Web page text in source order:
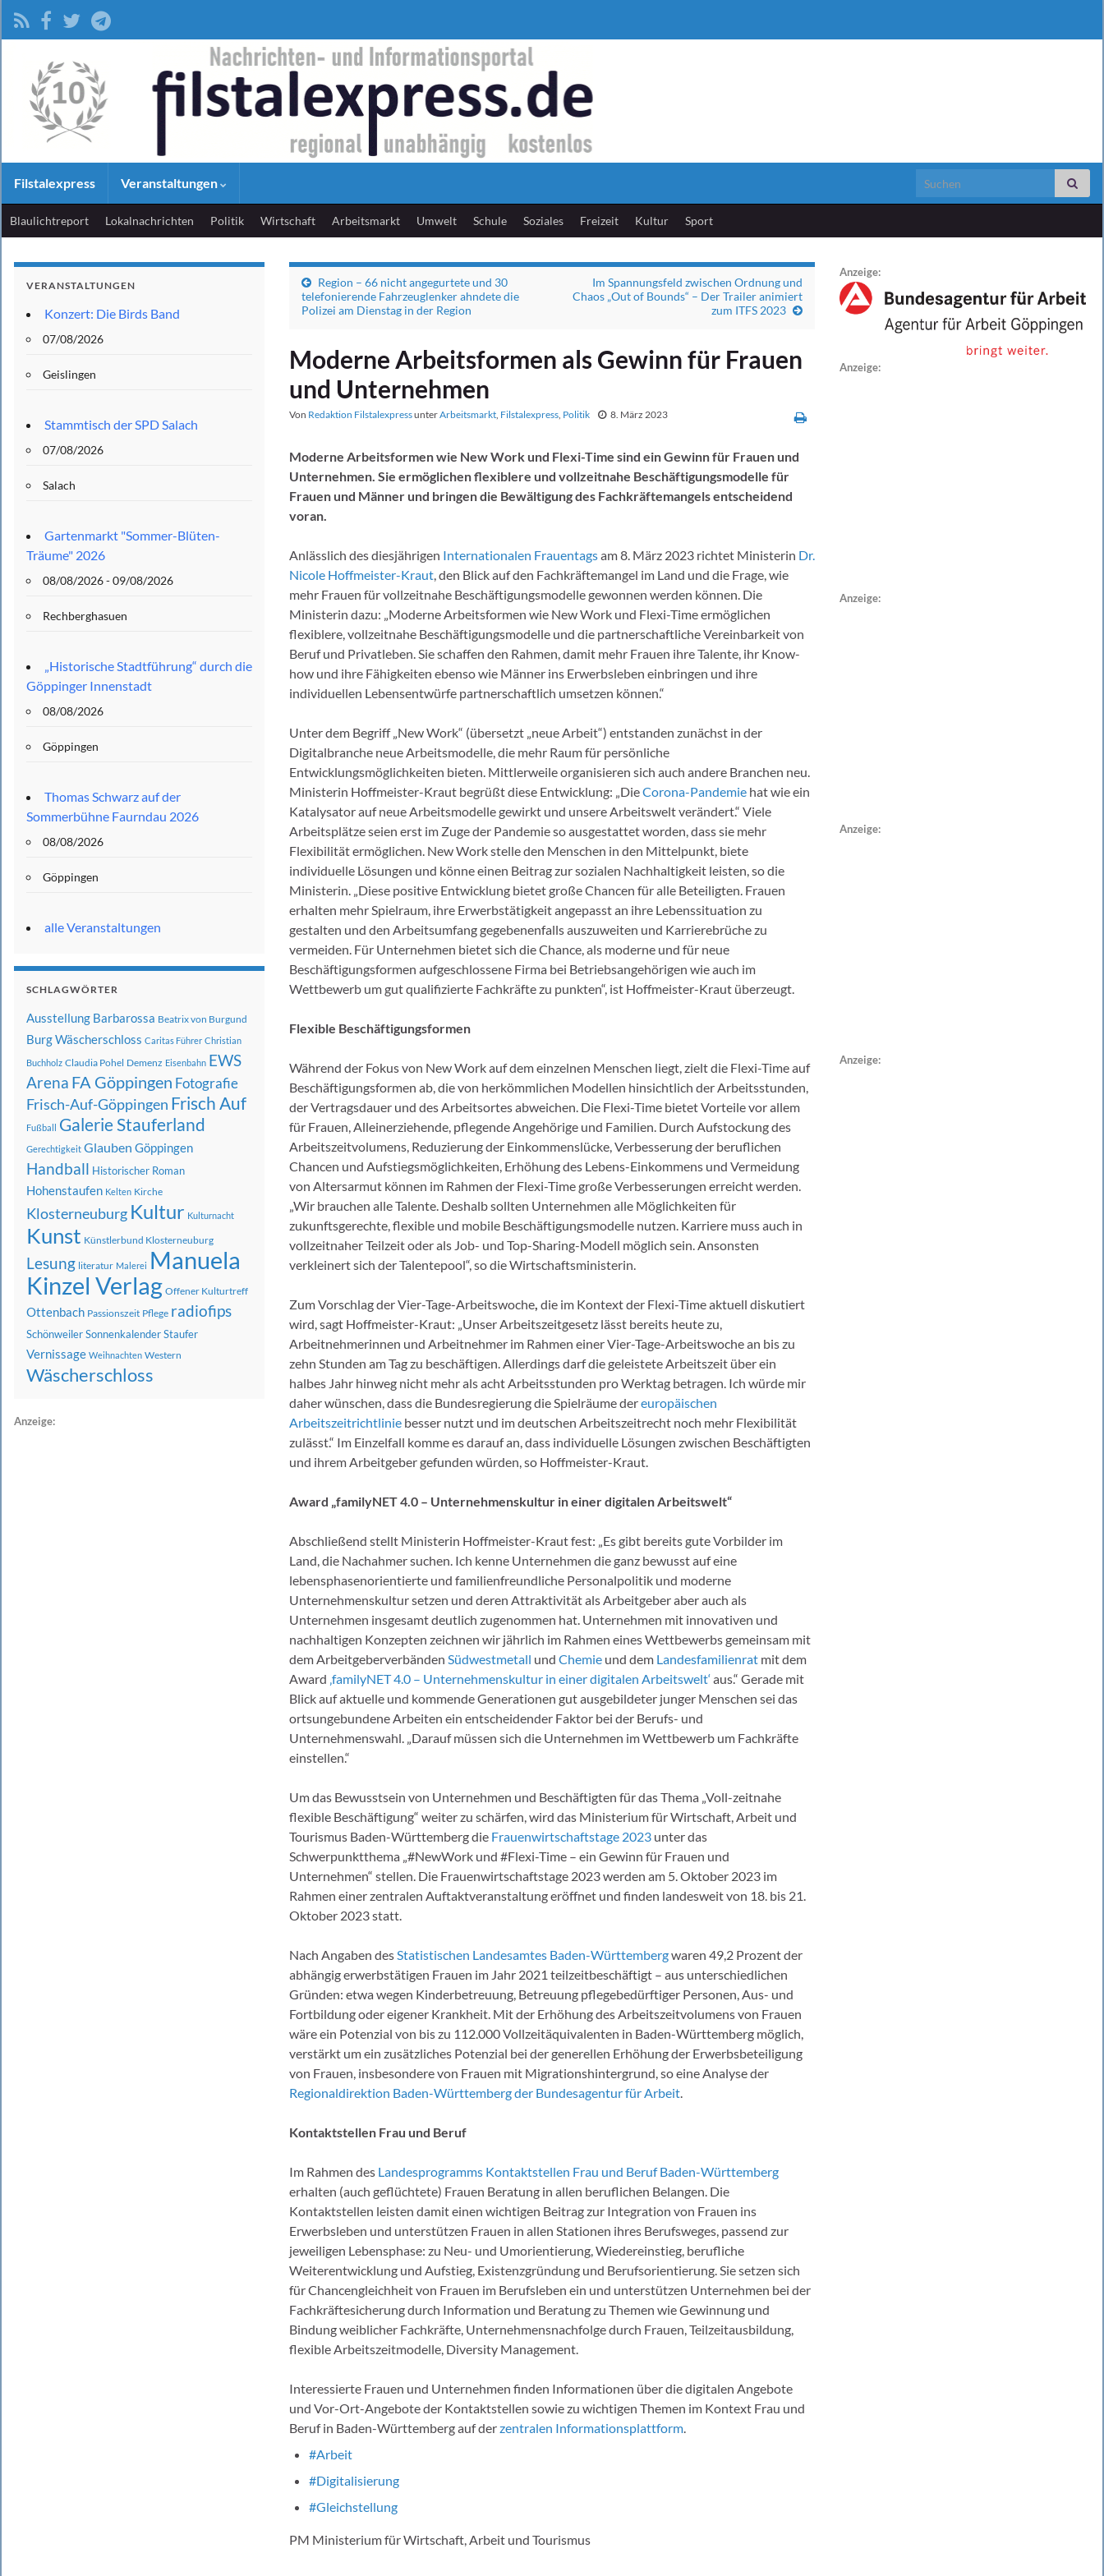
Filstalexpress Veranstaltungen Search for:
Blaulichtreport Lokalnachrichten Politik Wirtschaft Arbeitsmarkt Umwelt Schule Soziales Freizeit Kultur Sport
Region – 66 nicht angegurtete und 30
telefonierende Fahrzeuglenker ahndete die
Polizei am Dienstag in der Region
Im Spannungsfeld zwischen Ordnung und
Chaos „Out of Bounds“ – Der Trailer animiert
zum ITFS 2023
Moderne Arbeitsformen als Gewinn für Frauen
und Unternehmen
Von Redaktion FilstalexpressunterArbeitsmarkt, Filstalexpress, Politik 8. März 2023
Moderne Arbeitsformen wie New Work und Flexi-Time sind ein Gewinn für Frauen und
Unternehmen. Sie ermöglichen flexiblere und vollzeitnahe Beschäftigungsmodelle für
Frauen und Männer und bringen die Bewältigung des Fachkräftemangels entscheidend
voran.
Anlässlich des diesjährigen Internationalen Frauentagsam 8. März 2023 richtet Ministerin Dr.
Nicole Hoffmeister-Kraut, den Blick auf den Fachkräftemangel im Land und die Frage, wie
mehr Frauen für vollzeitnahe Beschäftigungsmodelle gewonnen werden können. Die
Ministerin dazu: „Moderne Arbeitsformen wie New Work und Flexi-Time ermöglichen
flexiblere, vollzeitnahe Beschäftigungsmodelle und die partnerschaftliche Vereinbarkeit von
Beruf und Privatleben. Sie schaffen den Rahmen, damit mehr Frauen ihre Talente, ihr Know-
how und ihre Fähigkeiten ebenso wie Männer ins Erwerbsleben einbringen und ihre
individuellen Lebensentwürfe partnerschaftlich umsetzen können.“
Unter dem Begriff „New Work“ (übersetzt „neue Arbeit“) entstanden zunächst in der
Digitalbranche neue Arbeitsmodelle, die mehr Raum für persönliche
Entwicklungsmöglichkeiten bieten. Mittlerweile organisieren sich auch andere Branchen neu.
Ministerin Hoffmeister-Kraut begrüßt diese Entwicklung: „DieCorona-Pandemie hat wie ein
Katalysator auf neue Arbeitsmodelle gewirkt und unsere Arbeitswelt verändert.“ Viele
Arbeitsplätze seien erst im Zuge der Pandemie so ausgestattet worden, dass sie mehr
Flexibilität ermöglichen. New Work stelle den Menschen in den Mittelpunkt, biete
individuelle Lösungen und könne einen Beitrag zur sozialen Nachhaltigkeit leisten, so die
Ministerin. „Diese positive Entwicklung bietet große Chancen für alle Beteiligten. Frauen
erhalten mehr Spielraum, ihre Erwerbstätigkeit angepasst an ihre Lebenssituation zu
gestalten und den Arbeitsumfang gegebenenfalls auszuweiten und Karrierebrüche zu
vermeiden. Für Unternehmen bietet sich die Chance, als moderne und für neue
Beschäftigungsformen aufgeschlossene Firma bei Betriebsangehörigen wie auch im
Wettbewerb um gut qualifizierte Fachkräfte zu punkten“, ist Hoffmeister-Kraut überzeugt.
Flexible Beschäftigungsformen
Während der Fokus von New Work auf dem einzelnen Menschen liegt, zielt die Flexi-Time auf
Beschäftigungsformen ab, die von herkömmlichen Modellen hinsichtlich der Arbeitsstunden,
der Vertragsdauer und des Arbeitsortes abweichen. Die Flexi-Time bietet Vorteile vor allem
für Frauen, Alleinerziehende, pflegende Angehörige und Familien. Durch Aufstockung des
Arbeitszeitvolumens, Reduzierung der Einkommenslücke, Verbesserung der beruflichen
Chancen und Aufstiegsmöglichkeiten, Erhöhung des Lebens-Einkommens und Vermeidung
von Altersarmut können im Rahmen der Flexi-Time große Verbesserungen erreicht werden.
„Wir brauchen alle Talente. Deshalb sollten Unternehmen alle Möglichkeiten für
zukunftsgerechte, flexible und mobile Beschäftigungsmodelle nutzen. Karriere muss auch in
vollzeitnaher Teilzeit oder als Job- und Top-Sharing-Modell möglich sein. Ansonsten
verkleinert sich der Talentepool“, so die Wirtschaftsministerin.
Zum Vorschlag der Vier-Tage-Arbeitswoche, die im Kontext der Flexi-Time aktuell diskutiert
wird, sagt Hoffmeister-Kraut: „Unser Arbeitszeitgesetz lässt bereits heute zu,
Arbeitnehmerinnen und Arbeitnehmer im Rahmen einer Vier-Tage-Arbeitswoche an bis zu
zehn Stunden am Tag zu beschäftigen. Allerdings darf die geleistete Arbeitszeit über ein
halbes Jahr hinweg nicht mehr als acht Arbeitsstunden pro Werktag betragen. Ich würde mir
daher wünschen, dass die Bundesregierung die Spielräume dereuropäischen
Arbeitszeitrichtlinie besser nutzt und im deutschen Arbeitszeitrecht noch mehr Flexibilität
zulässt.“ Im Einzelfall komme es darauf an, dass individuelle Lösungen zwischen Beschäftigten
und ihrem Arbeitgeber gefunden würden, so Hoffmeister-Kraut.
Award „familyNET 4.0 – Unternehmenskultur in einer digitalen Arbeitswelt“
Abschließend stellt Ministerin Hoffmeister-Kraut fest: „Es gibt bereits gute Vorbilder im
Land, die Nachahmer suchen. Ich kenne Unternehmen die ganz bewusst auf eine
lebensphasenorientierte und familienfreundliche Personalpolitik und moderne
Unternehmenskultur setzen und deren Attraktivität als Arbeitgeber aber auch als
Unternehmen insgesamt deutlich zugenommen hat. Unternehmen mit innovativen und
nachhaltigen Konzepten zeichnen wir jährlich im Rahmen eines Wettbewerbs gemeinsam mit
dem Arbeitgeberverbänden Südwestmetall und Chemie und dem Landesfamilienrat mit dem
Award ‚familyNET 4.0 – Unternehmenskultur in einer digitalen Arbeitswelt‘aus.“ Gerade mit
Blick auf aktuelle und kommende Generationen gut ausgebildeter junger Menschen sei das
ortsungebundene Arbeiten ein entscheidender Faktor bei der Berufs- und
Unternehmenswahl. „Darauf müssen sich die Unternehmen im Wettbewerb um Fachkräfte
einstellen.“
Um das Bewusstsein von Unternehmen und Beschäftigten für das Thema „Voll-zeitnahe
flexible Beschäftigung“ weiter zu schärfen, wird das Ministerium für Wirtschaft, Arbeit und
Tourismus Baden-Württemberg die Frauenwirtschaftstage 2023 unter das
Schwerpunktthema „#NewWork und #Flexi-Time – ein Gewinn für Frauen und
Unternehmen“ stellen. Die Frauenwirtschaftstage 2023 werden am 5. Oktober 2023 im
Rahmen einer zentralen Auftaktveranstaltung eröffnet und finden landesweit von 18. bis 21.
Oktober 2023 statt.
Nach Angaben desStatistischen Landesamtes Baden-Württembergwaren 49,2 Prozent der
abhängig erwerbstätigen Frauen im Jahr 2021 teilzeitbeschäftigt – aus unterschiedlichen
Gründen: etwa wegen Kinderbetreuung, Betreuung pflegebedürftiger Personen, Aus- und
Fortbildung oder eigener Krankheit. Mit der Erhöhung des Arbeitszeitvolumens von Frauen
wäre ein Potenzial von bis zu 112.000 Vollzeitäquivalenten in Baden-Württemberg möglich,
verstärkt um ein zusätzliches Potenzial bei der generellen Erhöhung der Erwerbsbeteiligung
von Frauen, insbesondere von Frauen mit Migrationshintergrund, so eine Analyse der
Regionaldirektion Baden-Württemberg der Bundesagentur für Arbeit.
Kontaktstellen Frau und Beruf
Im Rahmen des Landesprogramms Kontaktstellen Frau und Beruf Baden-Württemberg
erhalten (auch geflüchtete) Frauen Beratung in allen beruflichen Belangen. Die
Kontaktstellen leisten damit einen wichtigen Beitrag zur Integration von Frauen ins
Erwerbsleben und unterstützen Frauen in allen Stationen ihres Berufsweges, passend zur
jeweiligen Lebensphase: zu Neu- und Umorientierung, Wiedereinstieg, berufliche
Weiterentwicklung und Aufstieg, Existenzgründung und Berufsorientierung. Sie setzen sich
für Chancengleichheit von Frauen im Berufsleben ein und unterstützen Unternehmen bei der
Fachkräftesicherung durch Information und Beratung zu Themen wie Gewinnung und
Bindung weiblicher Fachkräfte, Unternehmensnachfolge durch Frauen, Teilzeitausbildung,
flexible Arbeitszeitmodelle, Diversity Management.
Interessierte Frauen und Unternehmen finden Informationen über die digitalen Angebote
und Vor-Ort-Angebote der Kontaktstellen sowie zu wichtigen Themen im Kontext Frau und
Beruf in Baden-Württemberg auf derzentralen Informationsplattform.
#Arbeit
#Digitalisierung
#Gleichstellung
PM Ministerium für Wirtschaft, Arbeit und Tourismus
VERANSTALTUNGEN
Konzert: Die Birds Band
07/08/2026
Geislingen
Stammtisch der SPD Salach
07/08/2026
Salach
Gartenmarkt "Sommer-Blüten-
Träume" 2026
08/08/2026 - 09/08/2026
Rechberghasuen
„Historische Stadtführung“ durch die
Göppinger Innenstadt
08/08/2026
Göppingen
Thomas Schwarz auf der
Sommerbühne Faurndau 2026
08/08/2026
Göppingen
alle Veranstaltungen
SCHLAGWÖRTER
Ausstellung Barbarossa Beatrix von Burgund
Burg Wäscherschloss Caritas Führer Christian
Buchholz Claudia Pohel Demenz Eisenbahn EWS
Arena FA Göppingen Fotografie
Frisch-Auf-Göppingen Frisch Auf
Fußball Galerie Stauferland
Gerechtigkeit Glauben Göppingen
Handball Historischer Roman
Hohenstaufen Kelten Kirche
Klosterneuburg Kultur Kulturnacht
Kunst Künstlerbund Klosterneuburg
Lesung literatur Malerei Manuela
Kinzel Verlag Offener Kulturtreff
Ottenbach Passionszeit Pflege radiofips
SchönweilerSonnenkalenderStaufer
Vernissage Weihnachten Western
Wäscherschloss
Anzeige:
Anzeige:
Anzeige:
Anzeige:
Anzeige:
Anzeige: